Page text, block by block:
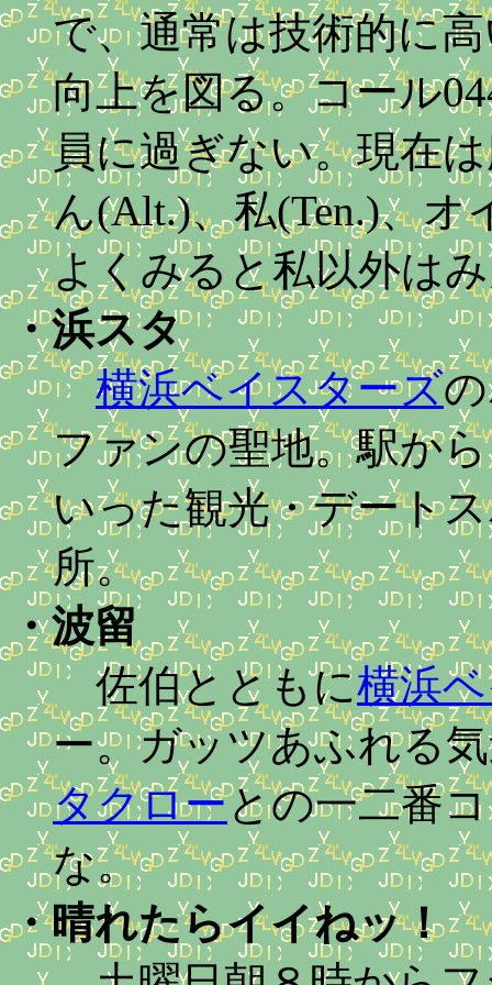
で、通常は技術的に
向上を図る。コール
員に過ぎない。現在
ん(Alt.)、私(Ten.)、オ
よくみると私以外は
・浜スタ
横浜ベイスターズ
ファンの聖地。駅か
いった観光・デート
所。
・波留
佐伯とともに横浜
ー。ガッツあふれる
タクローとの一二番
な。
・晴れたらイイねッ！